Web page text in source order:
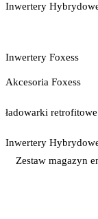
Inwertery
Inwertery Foxess
Akcesoria Foxess
ładowarki retrofitowe
Inwertery
Zestaw magazyn